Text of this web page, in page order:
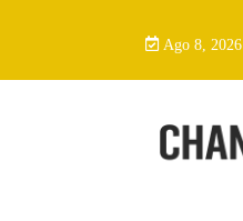
Ago 8, 2026